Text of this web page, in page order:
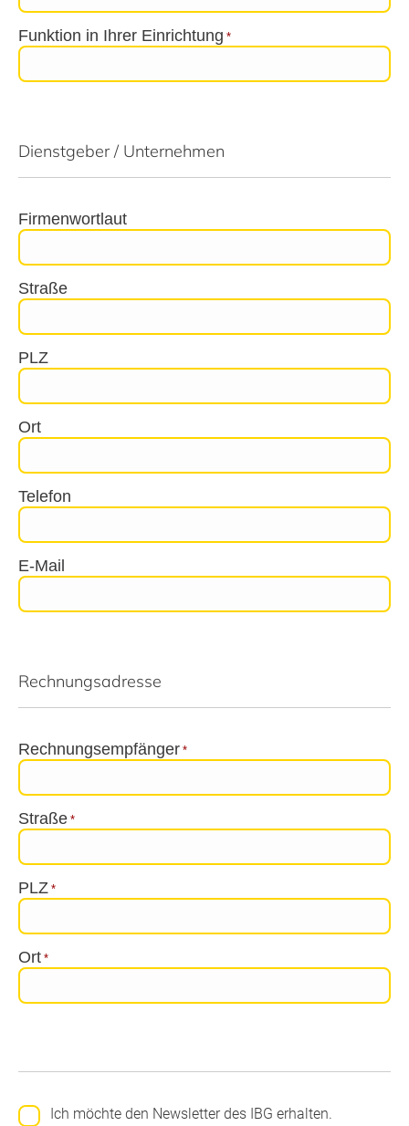
Funktion in Ihrer Einrichtung *
Dienstgeber / Unternehmen
Firmenwortlaut
Straße
PLZ
Ort
Telefon
E-Mail
Rechnungsadresse
Rechnungsempfänger *
Straße *
PLZ *
Ort *
Newsletteranmeldung
Ich möchte den Newsletter des IBG erhalten.